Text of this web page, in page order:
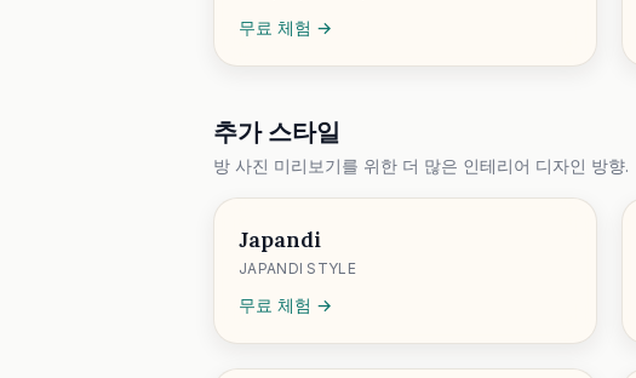
무료 체험 →
추가 스타일
방 사진 미리보기를 위한 더 많은 인테리어 디자인 방향.
Japandi
JAPANDI STYLE
무료 체험 →